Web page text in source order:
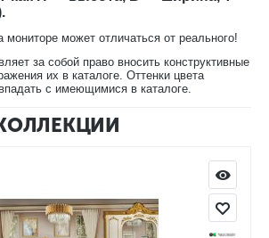
сможете купить спальню Амелия в
мониторе может отличаться от реального!
за собой право вносить конструктивные
их в каталоге. Оттенки цвета
с имеющимися в каталоге.